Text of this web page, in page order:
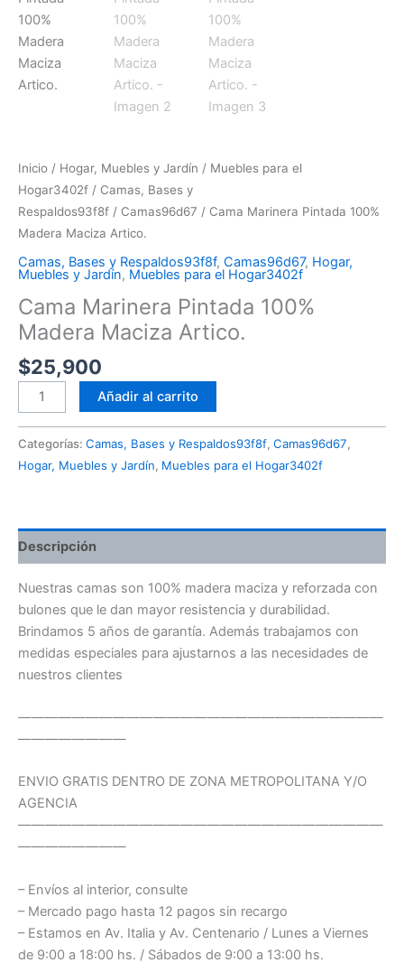
Inicio / Hogar, Muebles y Jardín / Muebles para el
Hogar3402f / Camas, Bases y
Respaldos93f8f / Camas96d67 / Cama Marinera Pintada 100%
Madera Maciza Artico.
Camas, Bases y Respaldos93f8f, Camas96d67, Hogar,
Muebles y Jardín, Muebles para el Hogar3402f
Cama Marinera Pintada 100%
Madera Maciza Artico.
$25,900
Añadir al carrito
Categorías: Camas, Bases y Respaldos93f8f, Camas96d67,
Hogar, Muebles y Jardín, Muebles para el Hogar3402f
Descripción
Nuestras camas son 100% madera maciza y reforzada con
bulones que le dan mayor resistencia y durabilidad.
Brindamos 5 años de garantía. Además trabajamos con
medidas especiales para ajustarnos a las necesidades de
nuestros clientes
———————————————————————————
————————
ENVIO GRATIS DENTRO DE ZONA METROPOLITANA Y/O
AGENCIA
———————————————————————————
————————
– Envíos al interior, consulte
– Mercado pago hasta 12 pagos sin recargo
– Estamos en Av. Italia y Av. Centenario / Lunes a Viernes
de 9:00 a 18:00 hs. / Sábados de 9:00 a 13:00 hs.